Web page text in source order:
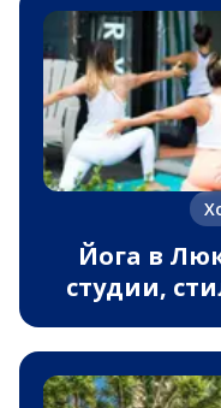
Йога в
студии,